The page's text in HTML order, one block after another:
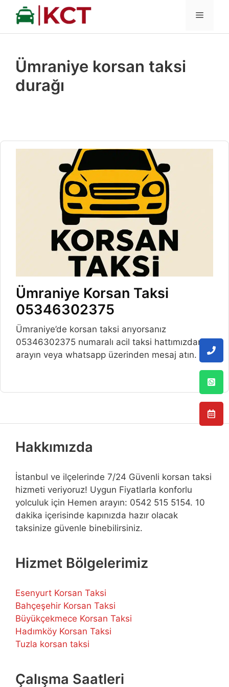
İçeriğe
MENÜ
Ümraniye korsan taksi
durağı
Ümraniye Korsan Taksi
05346302375
Ümraniye’de korsan taksi arıyorsanız
05346302375 numaralı acil taksi hattımızdan
arayın veya whatsapp üzerinden mesaj atın.
Hakkımızda
İstanbul ve ilçelerinde 7/24 Güvenli korsan taksi
hizmeti veriyoruz! Uygun Fiyatlarla konforlu
yolculuk için Hemen arayın: 0542 515 5154. 10
dakika içerisinde kapınızda hazır olacak
taksinize güvenle binebilirsiniz.
Hizmet Bölgelerimiz
Esenyurt Korsan Taksi
Bahçeşehir Korsan Taksi
Büyükçekmece Korsan Taksi
Hadımköy Korsan Taksi
Tuzla korsan taksi
Çalışma Saatleri